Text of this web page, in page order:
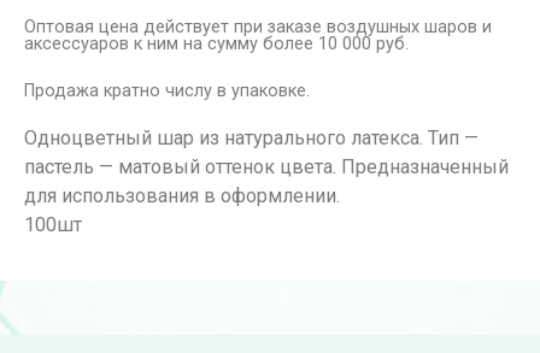
Оптовая цена действует при заказе воздушных шаров и
аксессуаров к ним на сумму более 10 000 руб.
Продажа кратно числу в упаковке.
Одноцветный шар из натурального латекса. Тип —
пастель — матовый оттенок цвета. Предназначенный
для использования в оформлении.
100шт